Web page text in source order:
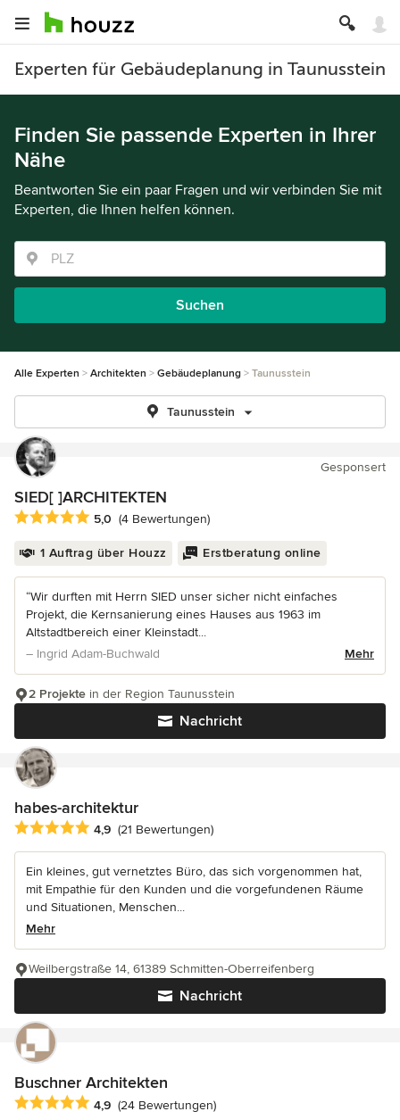
Experten für Gebäudeplanung in Taunusstein
Finden Sie passende Experten in Ihrer
Nähe
Beantworten Sie ein paar Fragen und wir verbinden Sie mit
Experten, die Ihnen helfen können.
Suchen
Alle Experten Architekten Gebäudeplanung Taunusstein
Taunusstein
Gesponsert
SIED[ ]ARCHITEKTEN
Durchschnittliche Bewertung: 5 von 5 Sternen
5,0 (4 Bewertungen)
1 Auftrag über Houzz Erstberatung online
“Wir durften mit Herrn SIED unser sicher nicht einfaches
Projekt, die Kernsanierung eines Hauses aus 1963 im
Altstadtbereich einer Kleinstadt...
– Ingrid Adam-Buchwald
Mehr
Nachricht
2 Projekte in der Region Taunusstein
habes-architektur
Durchschnittliche Bewertung: 4.9 von 5 Sternen
4,9 (21 Bewertungen)
Ein kleines, gut vernetztes Büro, das sich vorgenommen hat,
mit Empathie für den Kunden und die vorgefundenen Räume
und Situationen, Menschen...
Mehr
Nachricht
Weilbergstraße 14, 61389 Schmitten-Oberreifenberg
Buschner Architekten
Durchschnittliche Bewertung: 4.9 von 5 Sternen
4,9 (24 Bewertungen)